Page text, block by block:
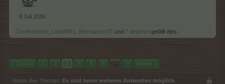
8 Juli 2026
DonR.Wetter LottaMR1 Witchqueen75 und 7 anderen gefällt dies.
< Zurück 1 2 3 4 5 6 → 9 Weiter >
Status des Themas: Es sind keine weiteren Antworten möglich.